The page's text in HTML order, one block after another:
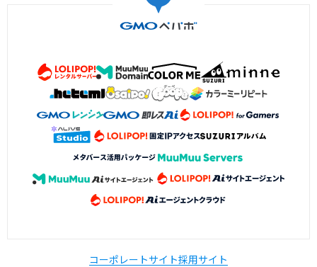
コーポレートサイト採用サイト